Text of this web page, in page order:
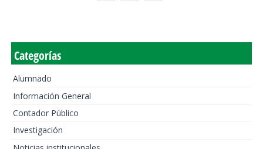
Categorías
Alumnado
Información General
Contador Público
Investigación